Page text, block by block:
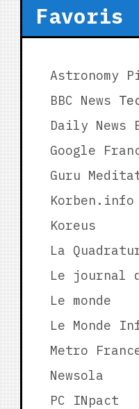
Favoris
Astronomy
BBC News
Daily News
Google
Guru
Korben.info
Koreus
La
Le journal
Le monde
Le Monde
Metro
Newsola
PC INpact